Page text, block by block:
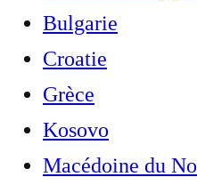
Bulgarie
Croatie
Grèce
Kosovo
Macédoine du